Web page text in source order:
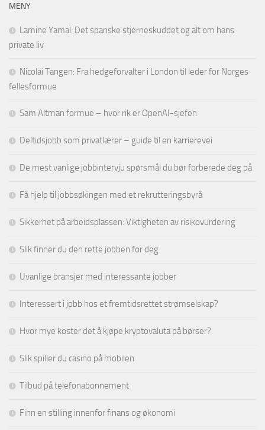
MENY
Lamine Yamal: Det spanske stjerneskuddet og alt om hans
private liv
Nicolai Tangen: Fra hedgeforvalter i London til leder for Norges
fellesformue
Sam Altman formue – hvor rik er OpenAI-sjefen
Deltidsjobb som privatlærer – guide til en karrierevei
De mest vanlige jobbintervju spørsmål du bør forberede deg på
Få hjelp til jobbsøkingen med et rekrutteringsbyrå
Sikkerhet på arbeidsplassen: Viktigheten av risikovurdering
Slik finner du den rette jobben for deg
Uvanlige bransjer med interessante jobber
Interessert i jobb hos et fremtidsrettet strømselskap?
Hvor mye koster det å kjøpe kryptovaluta på børser?
Slik spiller du casino på mobilen
Tilbud på telefonabonnement
Finn en stilling innenfor finans og økonomi